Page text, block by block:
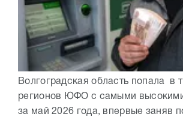
Волгоградская область попала в
регионов ЮФО с самыми
за май 2026 года, впервые заняв